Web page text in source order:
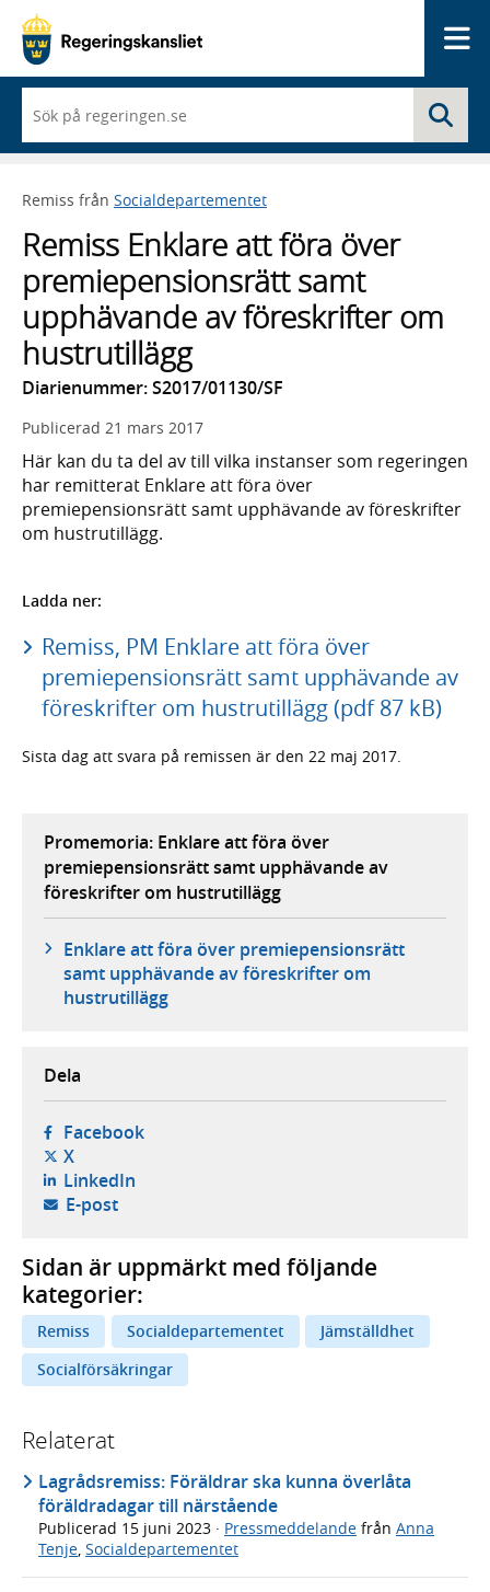
du
börjar
skriva
framträder
lista
med
sökförslag
Remiss från Socialdepartementet
Remiss Enklare att föra över
premiepensionsrätt samt
upphävande av föreskrifter om
hustrutillägg
Diarienummer: S2017/01130/SF
Publicerad 21 mars 2017
Här kan du ta del av till vilka instanser som regeringen
har remitterat Enklare att föra över
premiepensionsrätt samt upphävande av föreskrifter
om hustrutillägg.
Ladda ner:
Remiss, PM Enklare att föra över
premiepensionsrätt samt upphävande av
föreskrifter om hustrutillägg (pdf 87 kB)
Sista dag att svara på remissen är den 22 maj 2017.
Promemoria: Enklare att föra över
premiepensionsrätt samt upphävande av
föreskrifter om hustrutillägg
Enklare att föra över premiepensionsrätt
samt upphävande av föreskrifter om
hustrutillägg
Dela
Facebook- öppnas i ny flik, extern webbplats,
X- öppnas i ny flik, extern webbplats,
LinkedIn- öppnas i ny flik, extern webbplats,
E-post- öppnar din e-postklient,
Sidan är uppmärkt med följande
kategorier:
Remiss Socialdepartementet
Jämställdhet
Socialförsäkringar
Relaterat
Lagrådsremiss: Föräldrar ska kunna överlåta
föräldradagar till närstående
Publicerad 15 juni 2023 · Pressmeddelande från Anna
Tenje, Socialdepartementet